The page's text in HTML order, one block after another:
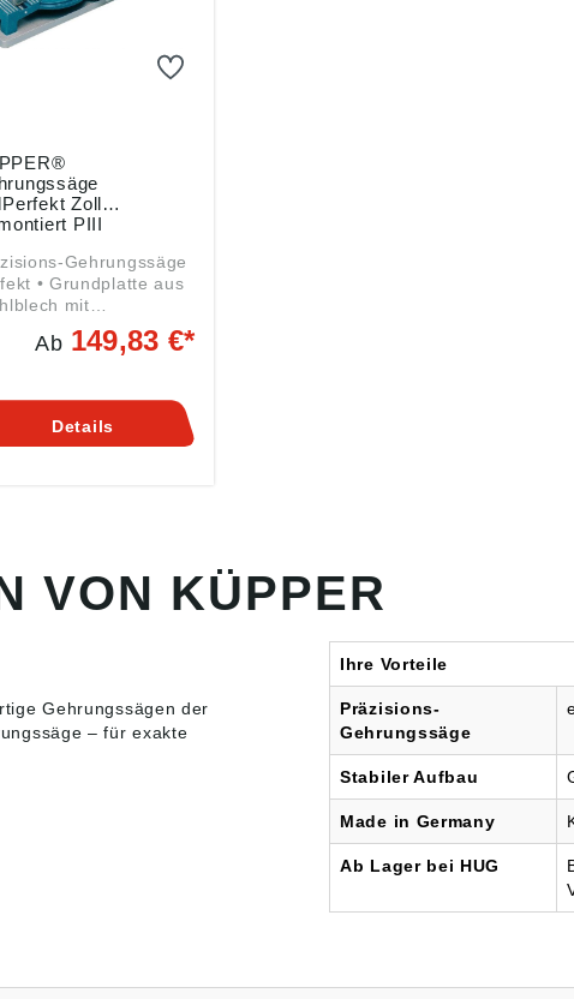
Zoll
PIII
Gehrungssäge
• Grundplatte aus
mit
Gummifüßen
mit
links •
•
Spannung des
durch
gemäß
Ab 149,83 €*
Details
VON KÜPPER
Gehrungssägen der
– für exakte
Ihre Vorteile
Präzisions-
Gehrungssäge
Stabiler Aufbau
Made in Germany
Ab Lager bei HUG